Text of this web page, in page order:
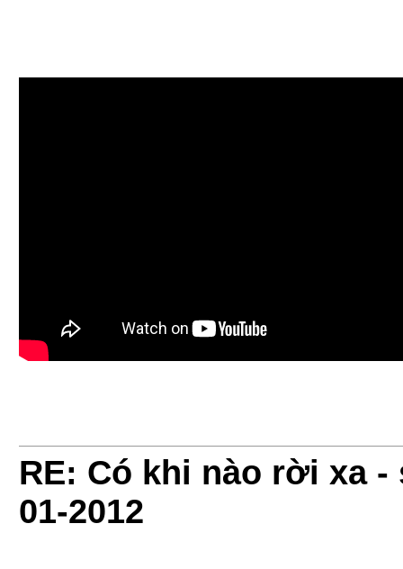
RE: Có khi nào rời xa -
01-2012